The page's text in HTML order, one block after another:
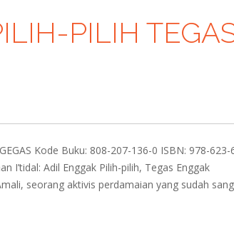
PILIH
Kode Buku: 808-207-136-0 ISBN: 978-
I’tidal: Adil Enggak Pilih-pilih, Tegas Enggak
seorang aktivis perdamaian yang sudah